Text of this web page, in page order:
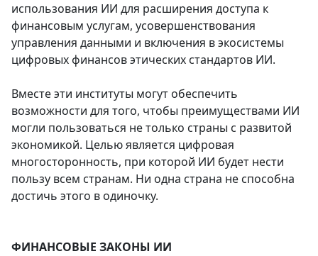
использования ИИ для расширения доступа к
финансовым услугам, усовершенствования
управления данными и включения в экосистемы
цифровых финансов этических стандартов ИИ.
Вместе эти институты могут обеспечить
возможности для того, чтобы преимуществами ИИ
могли пользоваться не только страны с развитой
экономикой. Целью является цифровая
многосторонность, при которой ИИ будет нести
пользу всем странам. Ни одна страна не способна
достичь этого в одиночку.
ФИНАНСОВЫЕ ЗАКОНЫ ИИ